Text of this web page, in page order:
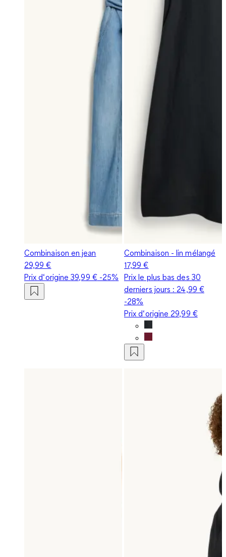
Combinaison en jean
29,99 €
Prix d‘origine39,99 €-25%
Combinaison - lin mélangé
17,99 €
Prix le plus bas des 30
derniers jours : 24,99 €
-28%
Prix d‘origine 29,99 €